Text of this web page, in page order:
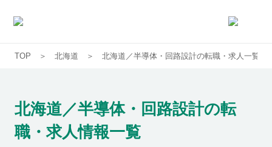
求人一覧
企業一覧
お気に入り求人
TOP 北海道 北海道／半導体・回路設計の転職・求人一覧
北海道／半導体・回路設計の転
職・求人情報一覧